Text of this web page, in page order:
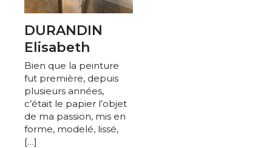
DURANDIN
Elisabeth
Bien que la peinture
fut première, depuis
plusieurs années,
c’était le papier l’objet
de ma passion, mis en
forme, modelé, lissé,
[…]